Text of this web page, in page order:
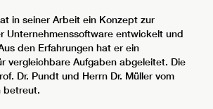
in seiner Arbeit ein Konzept zur
Unternehmenssoftware entwickelt und
den Erfahrungen hat er ein
vergleichbare Aufgaben abgeleitet. Die
Dr. Pundt und Herrn Dr. Müller vom
betreut.